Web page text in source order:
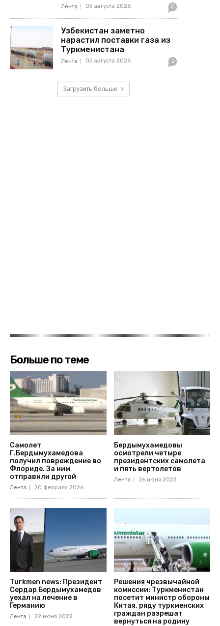
Лента 05 августа 2026 0
Узбекистан заметно
нарастил поставки газа из
Туркменистана
Лента 05 августа 2026 2
Загрузить больше
Больше по теме
Самолет
Г.Бердымухамедова
получил повреждение во
Флориде. За ним
отправили другой
Лента 20 февраля 2026
Бердымухамедовы
осмотрели четыре
президентских самолета
и пять вертолетов
Лента 26 июня 2023
Turkmen news: Президент
Сердар Бердымухамедов
уехал на лечение в
Германию
Лента 22 июня 2022
Решения чрезвычайной
комиссии: Туркменистан
посетит министр обороны
Китая, ряду туркменских
граждан разрешат
вернуться на родину